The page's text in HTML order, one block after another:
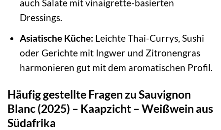
auch Salate mit vinaigrette-basierten
Dressings.
Asiatische Küche: Leichte Thai-Currys, Sushi
oder Gerichte mit Ingwer und Zitronengras
harmonieren gut mit dem aromatischen Profil.
Häufig gestellte Fragen zu Sauvignon
Blanc (2025) – Kaapzicht – Weißwein aus
Südafrika